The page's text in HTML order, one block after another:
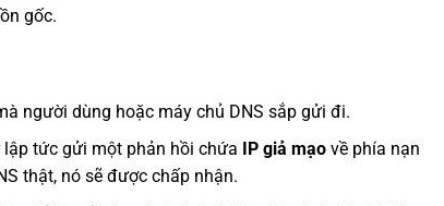
gốc.
người dùng hoặc máy chủ DNS sắp gửi đi.
tức gửi một phản hồi chứa IP giả mạo về phía nạn
thật, nó sẽ được chấp nhận.